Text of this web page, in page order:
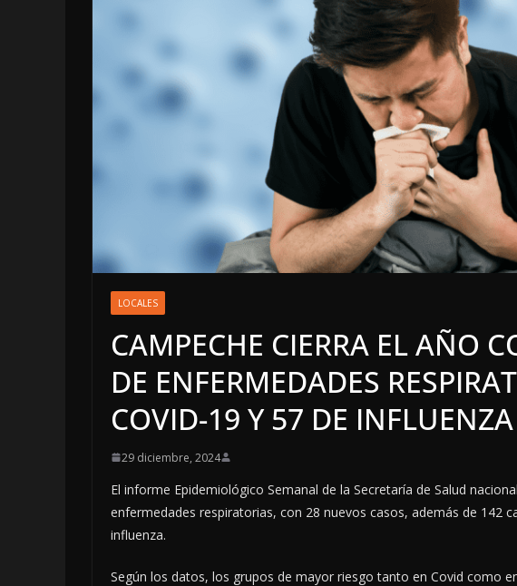
LOCALES
CAMPECHE CIERRA EL AÑO
DE ENFERMEDADES
COVID-19 Y 57 DE INFLUENZA
29 diciembre, 2024
El informe Epidemiológico Semanal de la Secretaría de Salud
enfermedades respiratorias, con 28 nuevos casos, además de 142
influenza.
Según los datos, los grupos de mayor riesgo tanto en Covid como
LOCALES OPINIÓN
4 agosto, 2026